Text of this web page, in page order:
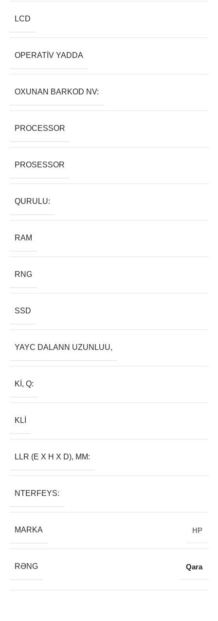
LCD
OPERATIV YADDA
OXUNAN BARKOD NV:
PROCESSOR
PROSESSOR
QURULU:
RAM
RNG
SSD
YAYC DALANN UZUNLUU,
KI, Q:
KLI
LLR (E X H X D), MM:
NTERFEYS:
MARKA HP
RƏNG Qara